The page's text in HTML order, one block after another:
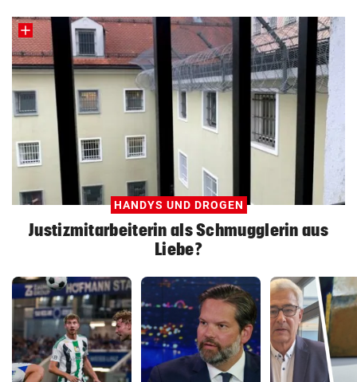
HANDYS UND DROGEN
Justizmitarbeiterin als Schmugglerin aus
Liebe?